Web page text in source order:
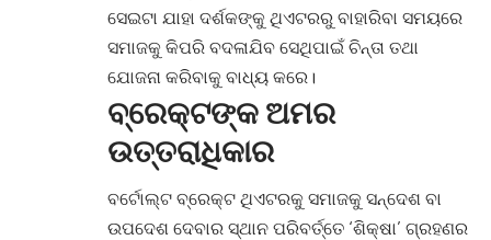
ସେଇଟା ଯାହା ଦର୍ଶକଙ୍କୁ ଥିଏଟରରୁ ବାହାରିବା ସମୟରେ
ସମାଜକୁ କିପରି ବଦଳାଯିବ ସେଥିପାଇଁ ଚିନ୍ତା ତଥା
ଯୋଜନା କରିବାକୁ ବାଧ୍ୟ କରେ।
ବ୍ରେକ୍ଟଙ୍କ ଅମର
ଉତ୍ତରାଧିକାର
ବର୍ଟୋଲ୍ଟ ବ୍ରେକ୍ଟ ଥିଏଟରକୁ ସମାଜକୁ ସନ୍ଦେଶ ବା
ଉପଦେଶ ଦେବାର ସ୍ଥାନ ପରିବର୍ତ୍ତେ ‘ଶିକ୍ଷା’ ଗ୍ରହଣର